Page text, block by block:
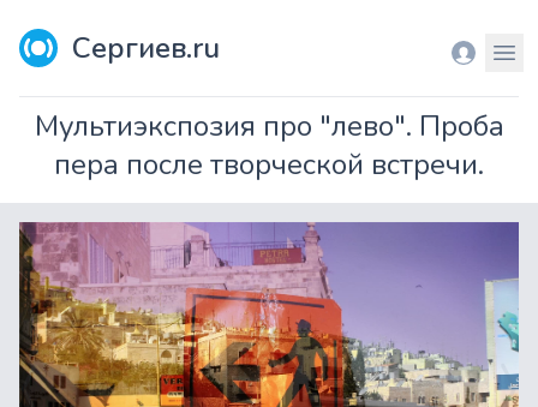
Сергиев.ru Вход
Мультиэкспозия про "лево". Проба
пера после творческой встречи.